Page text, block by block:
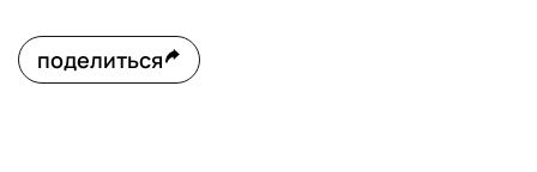
поделиться